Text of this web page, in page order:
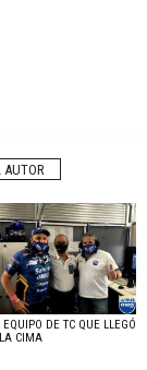
AUTOR
EQUIPO DE TC QUE LLEGÓ
CIMA